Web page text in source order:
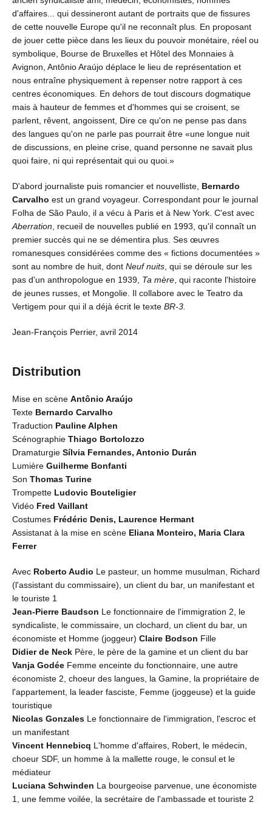
d'affaires... qui dessineront autant de portraits que de fissures
de cette nouvelle Europe qu'il ne reconnaît plus. En proposant
de jouer cette pièce dans les lieux du pouvoir monétaire, réel ou
symbolique, Bourse de Bruxelles et Hôtel des Monnaies à
Avignon, Antônio Araújo déplace le lieu de représentation et
nous entraîne physiquement à repenser notre rapport à ces
centres économiques. En dehors de tout discours dogmatique
mais à hauteur de femmes et d'hommes qui se croisent, se
parlent, rêvent, angoissent, Dire ce qu'on ne pense pas dans
des langues qu'on ne parle pas pourrait être «une longue nuit
de discussions, en pleine crise, quand personne ne savait plus
quoi faire, ni qui représentait qui ou quoi.»
D'abord journaliste puis romancier et nouvelliste, Bernardo
Carvalho est un grand voyageur. Correspondant pour le journal
Folha de São Paulo, il a vécu à Paris et à New York. C'est avec
Aberration , recueil de nouvelles publié en 1993, qu'il connaît un
premier succès qui ne se démentira plus. Ses œuvres
romanesques considérées comme des « fictions documentées »
sont au nombre de huit, dont Neuf nuits , qui se déroule sur les
pas d'un anthropologue en 1939, Ta mère , qui raconte l'histoire
de jeunes russes, et Mongolie. Il collabore avec le Teatro da
Vertigem pour qui il a déjà écrit le texte BR-3.
Jean-François Perrier, avril 2014
Distribution
Mise en scène Antônio Araújo
Texte Bernardo Carvalho
Traduction Pauline Alphen
Scénographie Thiago Bortolozzo
Dramaturgie Sílvia Fernandes, Antonio Durán
Lumière Guilherme Bonfanti
Son Thomas Turine
Trompette Ludovic Bouteligier
Vidéo Fred Vaillant
Costumes Frédéric Denis, Laurence Hermant
Assistanat à la mise en scène Eliana Monteiro, Maria Clara
Ferrer
Avec Roberto Audio Le pasteur, un homme musulman, Richard
(l'assistant du commissaire), un client du bar, un manifestant et
le touriste 1
Jean-Pierre Baudson Le fonctionnaire de l'immigration 2, le
syndicaliste, le commissaire, un clochard, un client du bar, un
économiste et Homme (joggeur) Claire Bodson Fille
Didier de Neck Père, le père de la gamine et un client du bar
Vanja Godée Femme enceinte du fonctionnaire, une autre
économiste 2, choeur des langues, la Gamine, la propriétaire de
l'appartement, la leader fasciste, Femme (joggeuse) et la guide
touristique
Nicolas Gonzales Le fonctionnaire de l'immigration, l'escroc et
un manifestant
Vincent Hennebicq L'homme d'affaires, Robert, le médecin,
choeur SDF, un homme à la mallette rouge, le consul et le
médiateur
Luciana Schwinden La bourgeoise parvenue, une économiste
1, une femme voilée, la secrétaire de l'ambassade et touriste 2